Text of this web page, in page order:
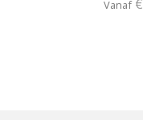
Vanaf